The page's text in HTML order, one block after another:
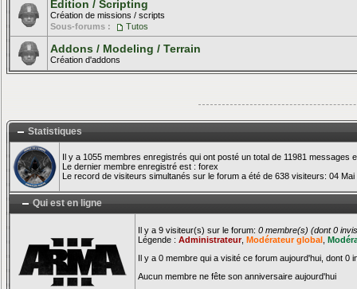
Edition / Scripting
Création de missions / scripts
Sous-forums :
Tutos
Addons / Modeling / Terrain
Création d'addons
Statistiques
Il y a 1055 membres enregistrés qui ont posté un total de 11981 messages
Le dernier membre enregistré est : forex
Le record de visiteurs simultanés sur le forum a été de 638 visiteurs: 04 Mai
Qui est en ligne
Il y a 9 visiteur(s) sur le forum: 0 membre(s) (dont 0
Légende : Administrateur, Modérateur global
Il y a 0 membre qui a visité ce forum aujourd'hui, dont 0
Aucun membre ne fête son anniversaire aujourd'hui